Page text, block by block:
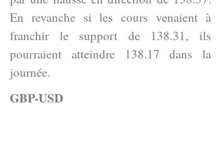
En revanche si les cours venaient à
franchir le support de 138.31, ils
pourraient atteindre 138.17 dans la
journée.
GBP-USD